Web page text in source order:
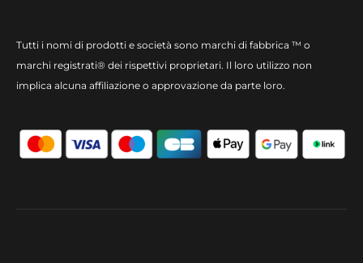
Tutti i nomi di prodotti e società sono marchi di fabbrica ™ o
marchi registrati® dei rispettivi proprietari. Il loro utilizzo non
implica alcuna affiliazione o approvazione da parte loro.